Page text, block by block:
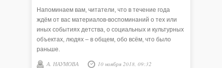
Напоминаем вам, читатели, что в течение года
ждём от вас материалов-воспоминаний о тех или
иных событиях детства, о социальных и культурных
объектах, людях – в общем, обо всём, что было
раньше.
А. НАУМОВА 10 ноября 2018, 09:32